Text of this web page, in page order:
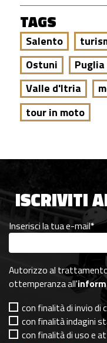
TAGS
Salento
Ostuni
Puglia
Valle d'Itria
tour in moto
ISCRIVITI
Inserisci la tua e-mail*
Autorizzo al
ottemperanza all'
con finalità di invio di
con finalità indagini
con finalità di uso e